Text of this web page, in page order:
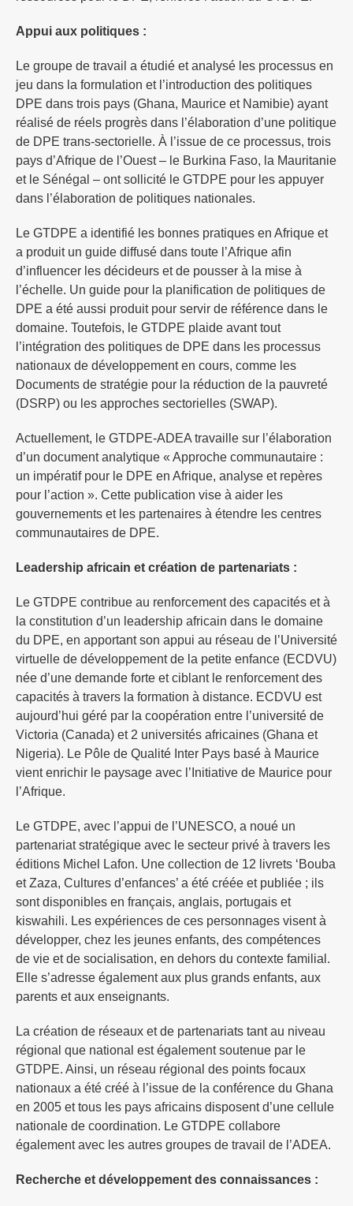
Appui aux politiques :
Le groupe de travail a étudié et analysé les processus en
jeu dans la formulation et l’introduction des politiques
DPE dans trois pays (Ghana, Maurice et Namibie) ayant
réalisé de réels progrès dans l’élaboration d’une politique
de DPE trans-sectorielle. À l’issue de ce processus, trois
pays d’Afrique de l’Ouest – le Burkina Faso, la Mauritanie
et le Sénégal – ont sollicité le GTDPE pour les appuyer
dans l’élaboration de politiques nationales.
Le GTDPE a identifié les bonnes pratiques en Afrique et
a produit un guide diffusé dans toute l’Afrique afin
d’influencer les décideurs et de pousser à la mise à
l’échelle. Un guide pour la planification de politiques de
DPE a été aussi produit pour servir de référence dans le
domaine. Toutefois, le GTDPE plaide avant tout
l’intégration des politiques de DPE dans les processus
nationaux de développement en cours, comme les
Documents de stratégie pour la réduction de la pauvreté
(DSRP) ou les approches sectorielles (SWAP).
Actuellement, le GTDPE-ADEA travaille sur l’élaboration
d’un document analytique « Approche communautaire :
un impératif pour le DPE en Afrique, analyse et repères
pour l’action ». Cette publication vise à aider les
gouvernements et les partenaires à étendre les centres
communautaires de DPE.
Leadership africain et création de partenariats :
Le GTDPE contribue au renforcement des capacités et à
la constitution d’un leadership africain dans le domaine
du DPE, en apportant son appui au réseau de l’Université
virtuelle de développement de la petite enfance (ECDVU)
née d’une demande forte et ciblant le renforcement des
capacités à travers la formation à distance. ECDVU est
aujourd’hui géré par la coopération entre l’université de
Victoria (Canada) et 2 universités africaines (Ghana et
Nigeria). Le Pôle de Qualité Inter Pays basé à Maurice
vient enrichir le paysage avec l’Initiative de Maurice pour
l’Afrique.
Le GTDPE, avec l’appui de l’UNESCO, a noué un
partenariat stratégique avec le secteur privé à travers les
éditions Michel Lafon. Une collection de 12 livrets ‘Bouba
et Zaza, Cultures d’enfances’ a été créée et publiée ; ils
sont disponibles en français, anglais, portugais et
kiswahili. Les expériences de ces personnages visent à
développer, chez les jeunes enfants, des compétences
de vie et de socialisation, en dehors du contexte familial.
Elle s’adresse également aux plus grands enfants, aux
parents et aux enseignants.
La création de réseaux et de partenariats tant au niveau
régional que national est également soutenue par le
GTDPE. Ainsi, un réseau régional des points focaux
nationaux a été créé à l’issue de la conférence du Ghana
en 2005 et tous les pays africains disposent d’une cellule
nationale de coordination. Le GTDPE collabore
également avec les autres groupes de travail de l’ADEA.
Recherche et développement des connaissances :